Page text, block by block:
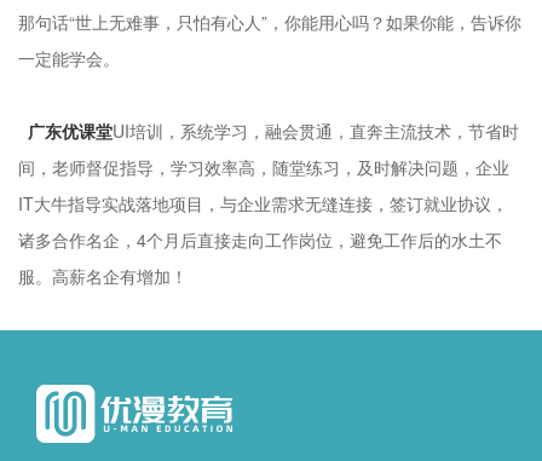
那句话“世上无难事，只怕有心人”，你能用心吗？如果你能，告诉你
一定能学会。
广东优课堂UI培训，系统学习，融会贯通，直奔主流技术，节省时
间，老师督促指导，学习效率高，随堂练习，及时解决问题，企业
IT大牛指导实战落地项目，与企业需求无缝连接，签订就业协议，
诸多合作名企，4个月后直接走向工作岗位，避免工作后的水土不
服。高薪名企有增加！